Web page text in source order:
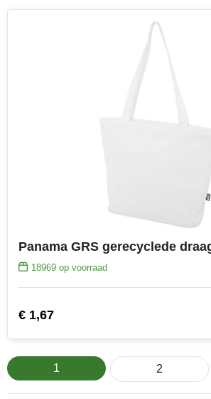
18969op voorraad
€ 1,67
1 2